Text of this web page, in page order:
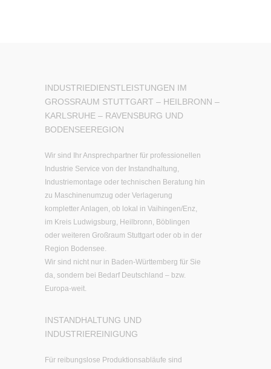
INDUSTRIEDIENSTLEISTUNGEN IM
GROSSRAUM STUTTGART – HEILBRONN – K
ARLSRUHE – RAVENSBURG UND B
ODENSEEREGION
Wir sind Ihr Ansprechpartner für professionellen
Industrie Service von der Instandhaltung,
Industriemontage oder technischen Beratung hin
zu Maschinenumzug oder Verlagerung
kompletter Anlagen, ob lokal in Vaihingen/Enz,
im Kreis Ludwigsburg, Heilbronn, Böblingen
oder weiteren Großraum Stuttgart oder ob in der
Region Bodensee.
Wir sind nicht nur in Baden-Württemberg für Sie
da, sondern bei Bedarf Deutschland – bzw.
Europa-weit.
INSTANDHALTUNG UND
INDUSTRIEREINIGUNG
Für reibungslose Produktionsabläufe sind